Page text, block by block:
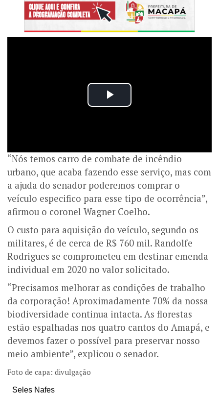
“Nós temos carro de combate de incêndio
urbano, que acaba fazendo esse serviço, mas com
a ajuda do senador poderemos comprar o
veículo especifico para esse tipo de ocorrência”,
afirmou o coronel Wagner Coelho.
O custo para aquisição do veículo, segundo os
militares, é de cerca de R$ 760 mil. Randolfe
Rodrigues se comprometeu em destinar emenda
individual em 2020 no valor solicitado.
“Precisamos melhorar as condições de trabalho
da corporação! Aproximadamente 70% da nossa
biodiversidade continua intacta. As florestas
estão espalhadas nos quatro cantos do Amapá, e
devemos fazer o possível para preservar nosso
meio ambiente”, explicou o senador.
Foto de capa: divulgação
Seles Nafes